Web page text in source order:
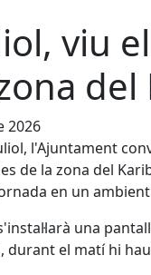
viu
del
2026
l'Ajuntament
de la zona del
en un
una
durant el matí hi